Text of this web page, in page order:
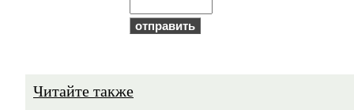
Читайте также